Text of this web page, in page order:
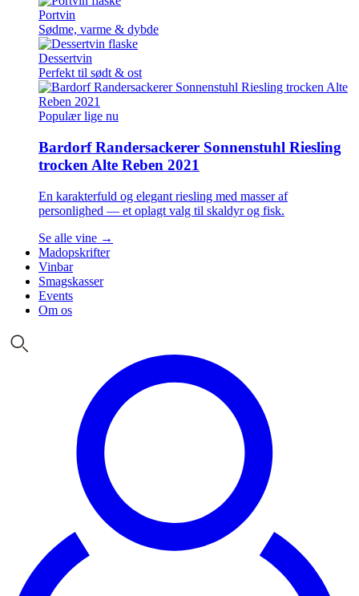
Portvin
Sødme, varme & dybde
Dessertvin
Perfekt til sødt & ost
Populær lige nu
Bardorf Randersackerer Sonnenstuhl Riesling
trocken Alte Reben 2021
En karakterfuld og elegant riesling med masser af
personlighed — et oplagt valg til skaldyr og fisk.
Se alle vine →
Madopskrifter
Vinbar
Smagskasser
Events
Om os
Søg